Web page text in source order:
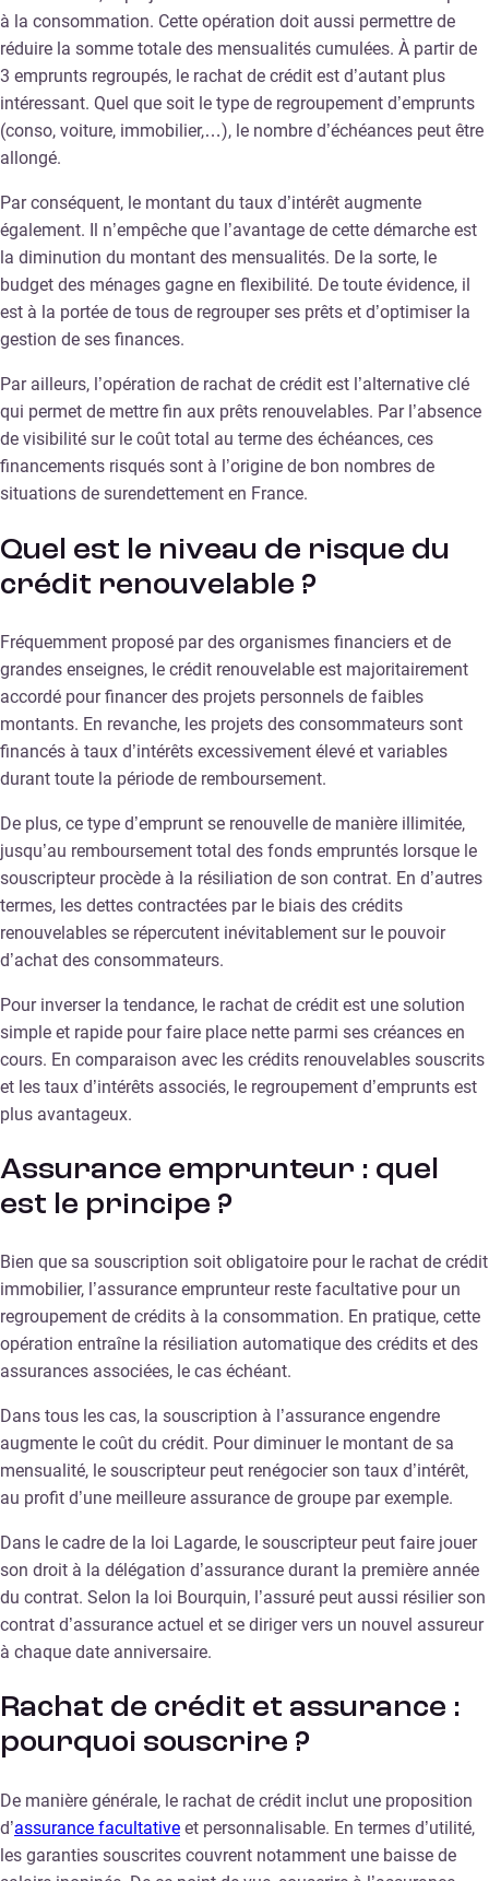
à la consommation. Cette opération doit aussi permettre de
réduire la somme totale des mensualités cumulées. À partir de
3 emprunts regroupés, le rachat de crédit est d’autant plus
intéressant. Quel que soit le type de regroupement d’emprunts
(conso, voiture, immobilier,…), le nombre d’échéances peut être
allongé.
Par conséquent, le montant du taux d’intérêt augmente
également. Il n’empêche que l’avantage de cette démarche est
la diminution du montant des mensualités. De la sorte, le
budget des ménages gagne en flexibilité. De toute évidence, il
est à la portée de tous de regrouper ses prêts et d’optimiser la
gestion de ses finances.
Par ailleurs, l’opération de rachat de crédit est l’alternative clé
qui permet de mettre fin aux prêts renouvelables. Par l’absence
de visibilité sur le coût total au terme des échéances, ces
financements risqués sont à l’origine de bon nombres de
situations de surendettement en France.
Quel est le niveau de risque du
crédit renouvelable ?
Fréquemment proposé par des organismes financiers et de
grandes enseignes, le crédit renouvelable est majoritairement
accordé pour financer des projets personnels de faibles
montants. En revanche, les projets des consommateurs sont
financés à taux d’intérêts excessivement élevé et variables
durant toute la période de remboursement.
De plus, ce type d’emprunt se renouvelle de manière illimitée,
jusqu’au remboursement total des fonds empruntés lorsque le
souscripteur procède à la résiliation de son contrat. En d’autres
termes, les dettes contractées par le biais des crédits
renouvelables se répercutent inévitablement sur le pouvoir
d’achat des consommateurs.
Pour inverser la tendance, le rachat de crédit est une solution
simple et rapide pour faire place nette parmi ses créances en
cours. En comparaison avec les crédits renouvelables souscrits
et les taux d’intérêts associés, le regroupement d’emprunts est
plus avantageux.
Assurance emprunteur : quel
est le principe ?
Bien que sa souscription soit obligatoire pour le rachat de crédit
immobilier, l’assurance emprunteur reste facultative pour un
regroupement de crédits à la consommation. En pratique, cette
opération entraîne la résiliation automatique des crédits et des
assurances associées, le cas échéant.
Dans tous les cas, la souscription à l’assurance engendre
augmente le coût du crédit. Pour diminuer le montant de sa
mensualité, le souscripteur peut renégocier son taux d’intérêt,
au profit d’une meilleure assurance de groupe par exemple.
Dans le cadre de la loi Lagarde, le souscripteur peut faire jouer
son droit à la délégation d’assurance durant la première année
du contrat. Selon la loi Bourquin, l’assuré peut aussi résilier son
contrat d’assurance actuel et se diriger vers un nouvel assureur
à chaque date anniversaire.
Rachat de crédit et assurance :
pourquoi souscrire ?
De manière générale, le rachat de crédit inclut une proposition
d’assurance facultative et personnalisable. En termes d’utilité,
les garanties souscrites couvrent notamment une baisse de